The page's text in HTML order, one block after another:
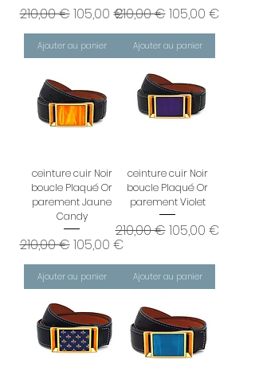
Prix original
210,00 €Prix promotionnel
105,00 €
Ajouter au panier
Prix original
210,00 €Prix
105,00 €
Ajouter au panier
ceinture cuir Noir
boucle Plaqué Or
parement Jaune
Candy
Prix original
210,00 €Prix promotionnel
105,00 €
Ajouter au panier
ceinture cuir Noir
boucle Plaqué Or
parement Violet
Prix original
210,00 €Prix
105,00 €
Ajouter au panier